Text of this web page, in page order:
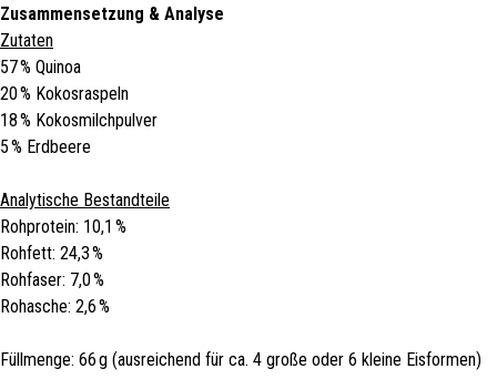
Zusammensetzung & Analyse
Zutaten
57 % Quinoa
20 % Kokosraspeln
18 % Kokosmilchpulver
5 % Erdbeere
Analytische Bestandteile
Rohprotein: 10,1 %
Rohfett: 24,3 %
Rohfaser: 7,0 %
Rohasche: 2,6 %
Füllmenge: 66 g (ausreichend für ca. 4 große oder 6 kleine Eisformen)